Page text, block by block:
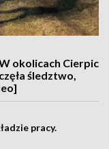
okolicach Cierpic
śledztwo,
pracy.